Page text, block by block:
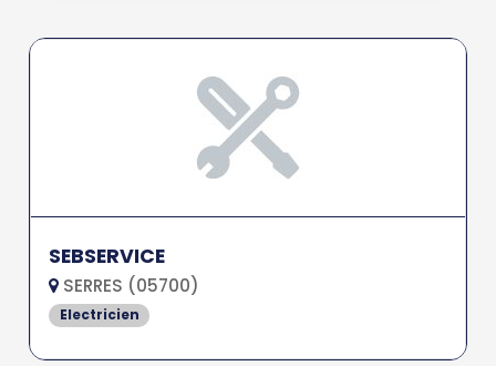
SEBSERVICE
SERRES (05700)
Electricien